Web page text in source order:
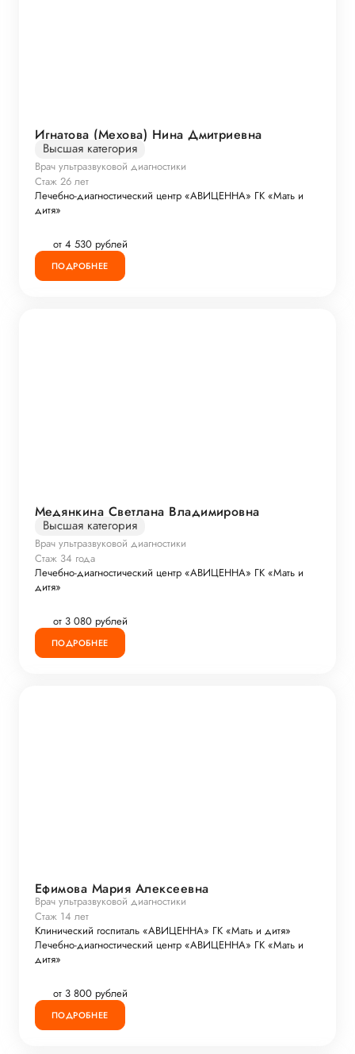
Игнатова (Мехова) Нина Дмитриевна
Высшая категория
Врач ультразвуковой диагностики
Стаж 26 лет
Лечебно-диагностический центр «АВИЦЕННА» ГК «Мать и
дитя»
от 4 530 рублей
ПОДРОБНЕЕ
Медянкина Светлана Владимировна
Высшая категория
Врач ультразвуковой диагностики
Стаж 34 года
Лечебно-диагностический центр «АВИЦЕННА» ГК «Мать и
дитя»
от 3 080 рублей
ПОДРОБНЕЕ
Ефимова Мария Алексеевна
Врач ультразвуковой диагностики
Стаж 14 лет
Клинический госпиталь «АВИЦЕННА» ГК «Мать и дитя»
Лечебно-диагностический центр «АВИЦЕННА» ГК «Мать и
дитя»
от 3 800 рублей
ПОДРОБНЕЕ